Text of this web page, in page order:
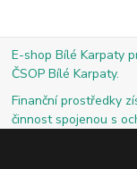
E-shop Bílé Karpaty
ČSOP Bílé Karpaty.
Finanční prostředky
činnost spojenou s